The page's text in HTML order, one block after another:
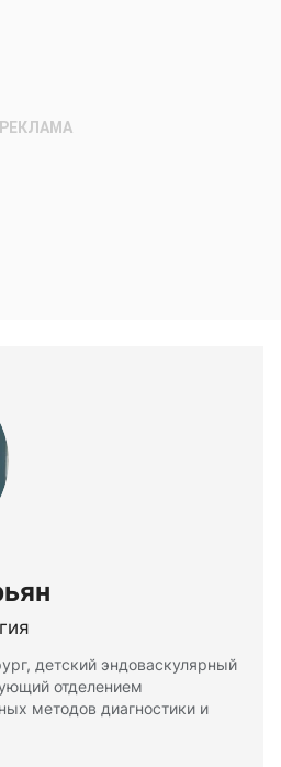
детский эндоваскулярный
отделением
методов диагностики и